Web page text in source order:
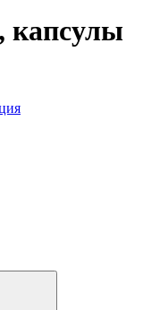
капсулы